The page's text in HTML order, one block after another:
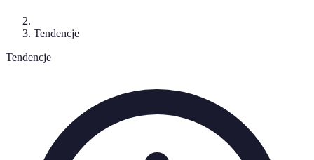
Tendencje
Tendencje